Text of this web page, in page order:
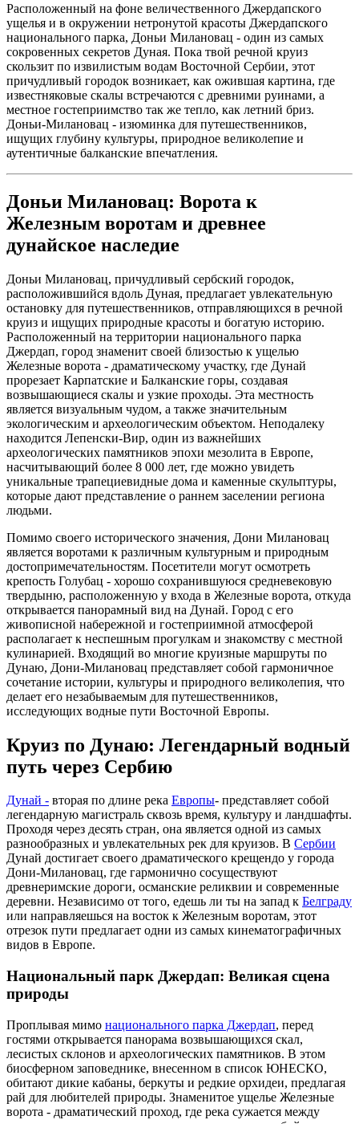
Расположенный на фоне величественного Джердапского
ущелья и в окружении нетронутой красоты Джердапского
национального парка, Доньи Милановац - один из самых
сокровенных секретов Дуная. Пока твой речной круиз
скользит по извилистым водам Восточной Сербии, этот
причудливый городок возникает, как ожившая картина, где
известняковые скалы встречаются с древними руинами, а
местное гостеприимство так же тепло, как летний бриз.
Доньи-Милановац - изюминка для путешественников,
ищущих глубину культуры, природное великолепие и
аутентичные балканские впечатления.
Доньи Милановац: Ворота к
Железным воротам и древнее
дунайское наследие
Доньи Милановац, причудливый сербский городок,
расположившийся вдоль Дуная, предлагает увлекательную
остановку для путешественников, отправляющихся в речной
круиз и ищущих природные красоты и богатую историю.
Расположенный на территории национального парка
Джердап, город знаменит своей близостью к ущелью
Железные ворота - драматическому участку, где Дунай
прорезает Карпатские и Балканские горы, создавая
возвышающиеся скалы и узкие проходы. Эта местность
является визуальным чудом, а также значительным
экологическим и археологическим объектом. Неподалеку
находится Лепенски-Вир, один из важнейших
археологических памятников эпохи мезолита в Европе,
насчитывающий более 8 000 лет, где можно увидеть
уникальные трапециевидные дома и каменные скульптуры,
которые дают представление о раннем заселении региона
людьми.
Помимо своего исторического значения, Дони Милановац
является воротами к различным культурным и природным
достопримечательностям. Посетители могут осмотреть
крепость Голубац - хорошо сохранившуюся средневековую
твердыню, расположенную у входа в Железные ворота, откуда
открывается панорамный вид на Дунай. Город с его
живописной набережной и гостеприимной атмосферой
располагает к неспешным прогулкам и знакомству с местной
кулинарией. Входящий во многие круизные маршруты по
Дунаю, Дони-Милановац представляет собой гармоничное
сочетание истории, культуры и природного великолепия, что
делает его незабываемым для путешественников,
исследующих водные пути Восточной Европы.
Круиз по Дунаю: Легендарный водный
путь через Сербию
Дунай - вторая по длине река Европы- представляет собой
легендарную магистраль сквозь время, культуру и ландшафты.
Проходя через десять стран, она является одной из самых
разнообразных и увлекательных рек для круизов. В Сербии
Дунай достигает своего драматического крещендо у города
Дони-Милановац, где гармонично сосуществуют
древнеримские дороги, османские реликвии и современные
деревни. Независимо от того, едешь ли ты на запад к Белграду
или направляешься на восток к Железным воротам, этот
отрезок пути предлагает одни из самых кинематографичных
видов в Европе.
Национальный парк Джердап: Великая сцена
природы
Проплывая мимо национального парка Джердап, перед
гостями открывается панорама возвышающихся скал,
лесистых склонов и археологических памятников. В этом
биосферном заповеднике, внесенном в список ЮНЕСКО,
обитают дикие кабаны, беркуты и редкие орхидеи, предлагая
рай для любителей природы. Знаменитое ущелье Железные
ворота - драматический проход, где река сужается между